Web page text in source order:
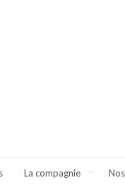
La compagnie